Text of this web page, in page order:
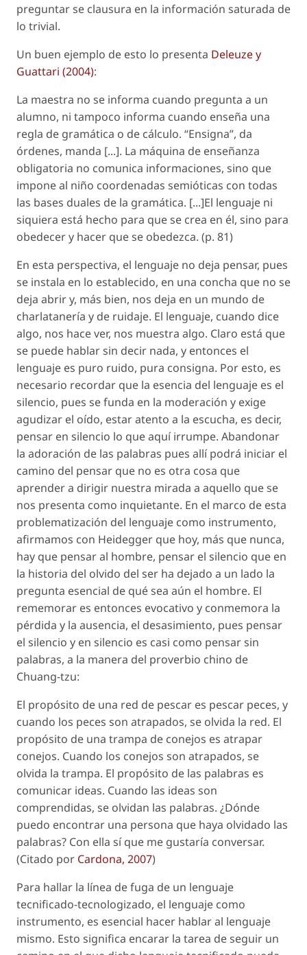
preguntar se clausura en la información saturada de
lo trivial.
Un buen ejemplo de esto lo presenta Deleuze y
Guattari (2004):
La maestra no se informa cuando pregunta a un
alumno, ni tampoco informa cuando enseña una
regla de gramática o de cálculo. “Ensigna”, da
órdenes, manda [...]. La máquina de enseñanza
obligatoria no comunica informaciones, sino que
impone al niño coordenadas semióticas con todas
las bases duales de la gramática. [...]El lenguaje ni
siquiera está hecho para que se crea en él, sino para
obedecer y hacer que se obedezca. (p. 81)
En esta perspectiva, el lenguaje no deja pensar, pues
se instala en lo establecido, en una concha que no se
deja abrir y, más bien, nos deja en un mundo de
charlatanería y de ruidaje. El lenguaje, cuando dice
algo, nos hace ver, nos muestra algo. Claro está que
se puede hablar sin decir nada, y entonces el
lenguaje es puro ruido, pura consigna. Por esto, es
necesario recordar que la esencia del lenguaje es el
silencio, pues se funda en la moderación y exige
agudizar el oído, estar atento a la escucha, es decir,
pensar en silencio lo que aquí irrumpe. Abandonar
la adoración de las palabras pues allí podrá iniciar el
camino del pensar que no es otra cosa que
aprender a dirigir nuestra mirada a aquello que se
nos presenta como inquietante. En el marco de esta
problematización del lenguaje como instrumento,
afirmamos con Heidegger que hoy, más que nunca,
hay que pensar al hombre, pensar el silencio que en
la historia del olvido del ser ha dejado a un lado la
pregunta esencial de qué sea aún el hombre. El
rememorar es entonces evocativo y conmemora la
pérdida y la ausencia, el desasimiento, pues pensar
el silencio y en silencio es casi como pensar sin
palabras, a la manera del proverbio chino de
Chuang-tzu:
El propósito de una red de pescar es pescar peces, y
cuando los peces son atrapados, se olvida la red. El
propósito de una trampa de conejos es atrapar
conejos. Cuando los conejos son atrapados, se
olvida la trampa. El propósito de las palabras es
comunicar ideas. Cuando las ideas son
comprendidas, se olvidan las palabras. ¿Dónde
puedo encontrar una persona que haya olvidado las
palabras? Con ella sí que me gustaría conversar.
(Citado por Cardona, 2007)
Para hallar la línea de fuga de un lenguaje
tecnificado-tecnologizado, el lenguaje como
instrumento, es esencial hacer hablar al lenguaje
mismo. Esto significa encarar la tarea de seguir un